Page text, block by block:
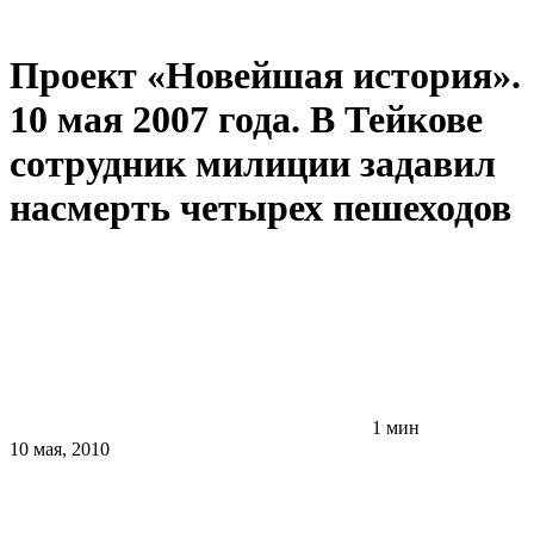
Проект «Новейшая история».
10 мая 2007 года. В Тейкове
сотрудник милиции задавил
насмерть четырех пешеходов
1 мин
10 мая, 2010